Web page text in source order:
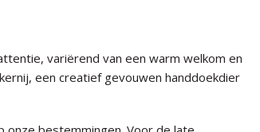
variërend van een warm welkom en
een creatief gevouwen handdoekdier